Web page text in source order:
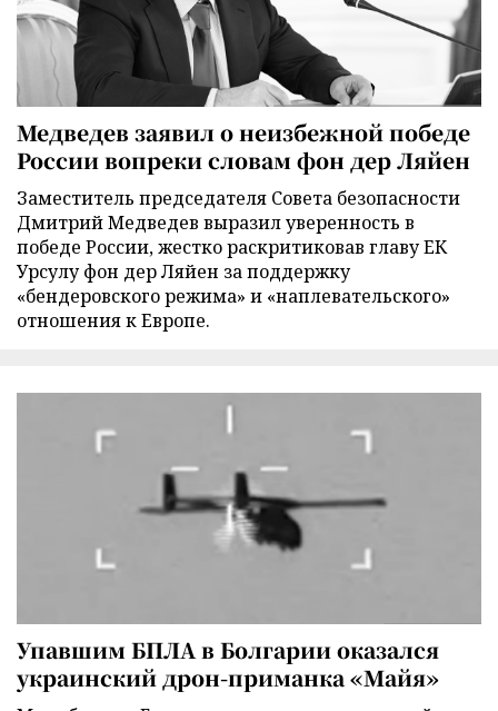
Медведев заявил о неизбежной победе
России вопреки словам фон дер Ляйен
Заместитель председателя Совета безопасности
Дмитрий Медведев выразил уверенность в
победе России, жестко раскритиковав главу ЕК
Урсулу фон дер Ляйен за поддержку
«бендеровского режима» и «наплевательского»
отношения к Европе.
Упавшим БПЛА в Болгарии оказался
украинский дрон-приманка «Майя»